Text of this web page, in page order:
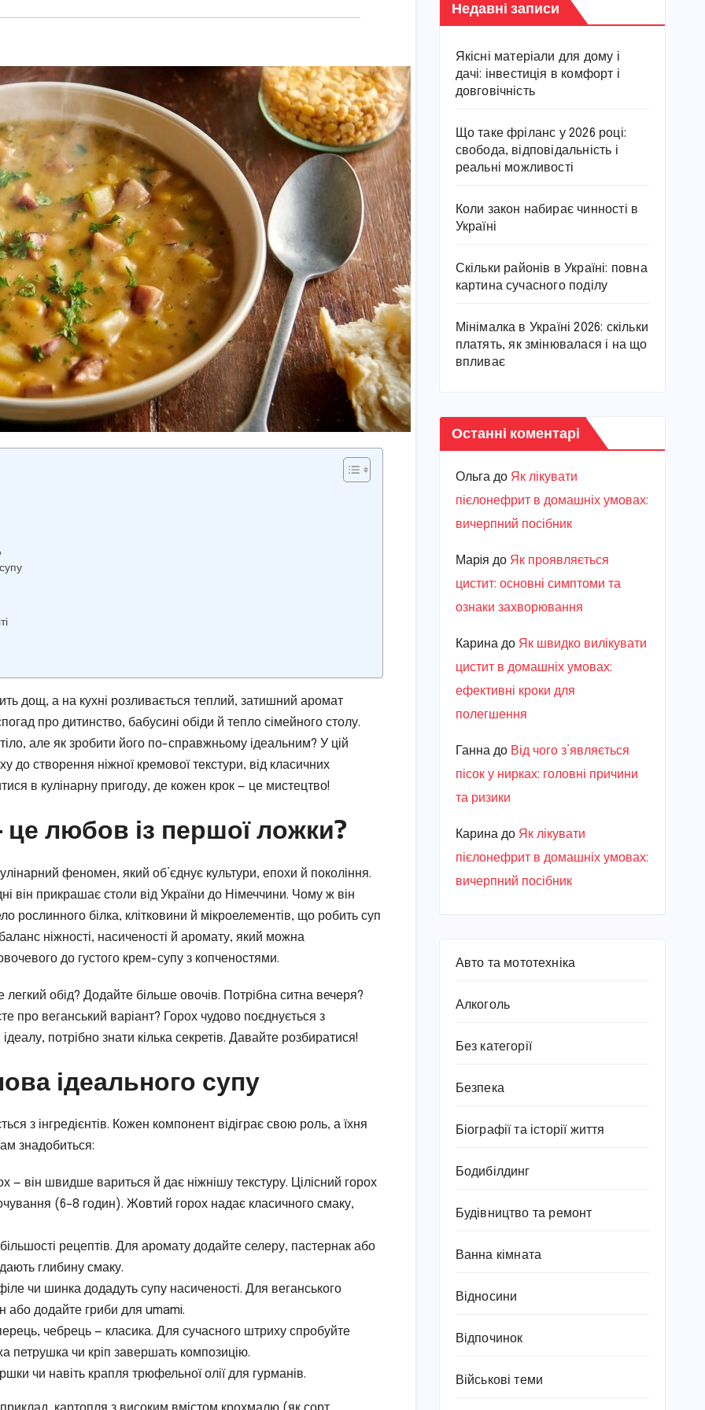
дощ, а на кухні розливається теплий, затишний аромат
про дитинство, бабусині обіди й тепло сімейного столу.
але як зробити його по-справжньому ідеальним? У цій
до створення ніжної кремової текстури, від класичних
в кулінарну пригоду, де кожен крок — це мистецтво!
любов із першої ложки?
феномен, який об’єднує культури, епохи й покоління.
він прикрашає столи від України до Німеччини. Чому ж він
білка, клітковини й мікроелементів, що робить суп
ніжності, насиченості й аромату, який можна
до густого крем-супу з копченостями.
обід? Додайте більше овочів. Потрібна ситна вечеря?
про веганський варіант? Горох чудово поєднується з
потрібно знати кілька секретів. Давайте розбиратися!
ідеального супу
з інгредієнтів. Кожен компонент відіграє свою роль, а їхня
знадобиться:
— він швидше вариться й дає ніжнішу текстуру. Цілісний горох
(6–8 годин). Жовтий горох надає класичного смаку,
рецептів. Для аромату додайте селеру, пастернак або
глибину смаку.
чи шинка додадуть супу насиченості. Для веганського
або додайте гриби для umami.
чебрець — класика. Для сучасного штриху спробуйте
петрушка чи кріп завершать композицію.
чи навіть крапля трюфельної олії для гурманів.
Недавні записи
Якісні матеріали для дому і
дачі: інвестиція в комфорт і
довговічність
Що таке фріланс у 2026 році:
свобода, відповідальність і
реальні можливості
Коли закон набирає чинності в
Україні
Скільки районів в Україні: повна
картина сучасного поділу
Мінімалка в Україні 2026: скільки
платять, як змінювалася і на що
впливає
Останні коментарі
Ольгадо Як лікувати
пієлонефрит в домашніх умовах:
вичерпний посібник
Марiя до Як проявляється
цистит: основні симптоми та
ознаки захворювання
Каринадо Як швидко вилікувати
цистит в домашніх умовах:
ефективні кроки для
полегшення
Ганнадо Від чого з’являється
пісок у нирках: головні причини
та ризики
Каринадо Як лікувати
пієлонефрит в домашніх умовах:
вичерпний посібник
Авто та мототехніка
Алкоголь
Без категорії
Безпека
Біографії та історії життя
Бодибілдинг
Будівництво та ремонт
Ванна кімната
Відносини
Відпочинок
Військові теми